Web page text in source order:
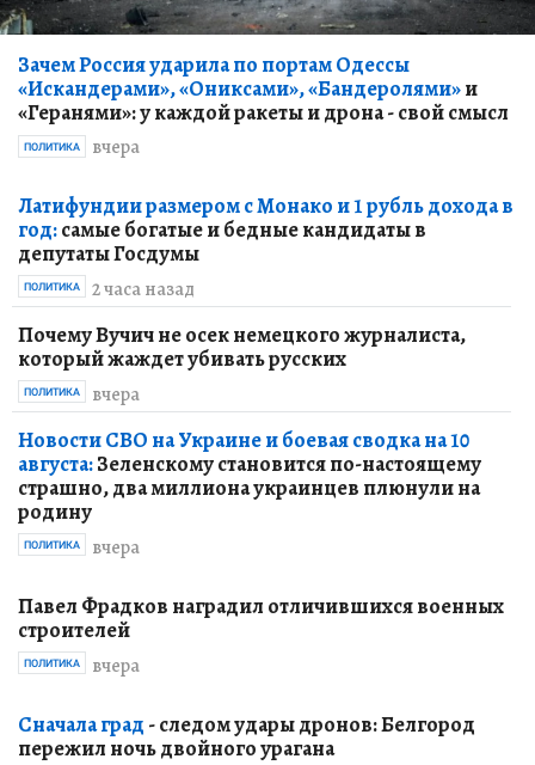
Зачем Россия ударила по портам Одессы
«Искандерами», «Ониксами», «Бандеролями»и
«Геранями»: у каждой ракеты и дрона - свой смысл
вчера
ПОЛИТИКА
Латифундии размером с Монако и 1 рубль дохода в
год:самые богатые и бедные кандидаты в
депутаты Госдумы
2 часа назад
ПОЛИТИКА
Почему Вучич не осек немецкого журналиста,
который жаждет убивать русских
вчера
ПОЛИТИКА
Новости СВО на Украине и боевая сводка на 10
августа:Зеленскому становится по-настоящему
страшно, два миллиона украинцев плюнули на
родину
вчера
ПОЛИТИКА
Павел Фрадков наградил отличившихся военных
строителей
вчера
ПОЛИТИКА
Сначала град - следом удары дронов: Белгород
пережил ночь двойного урагана